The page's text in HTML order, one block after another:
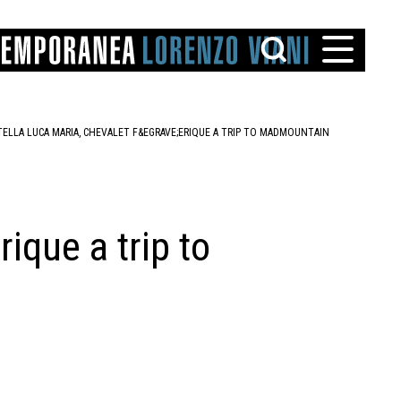
LUCA MARIA, CHEVALET F&EGRAVE;ERIQUE A TRIP TO MADMOUNTAIN
a trip to